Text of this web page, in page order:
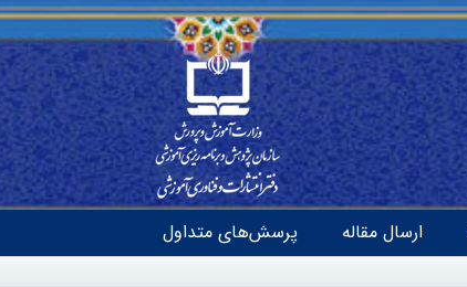
ارسال مقاله پرسش‌های متداول